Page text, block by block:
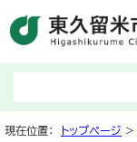
現在位置： トップページ >